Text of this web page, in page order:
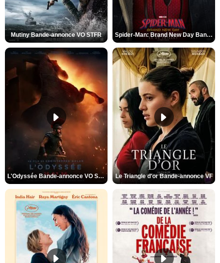
Mutiny Bande-annonce VO STFR Spider-Man: Brand New Day Bande-annonce VO STFR
L'Odyssée Bande-annonce VO STFR Le Triangle d'or Bande-annonce VF